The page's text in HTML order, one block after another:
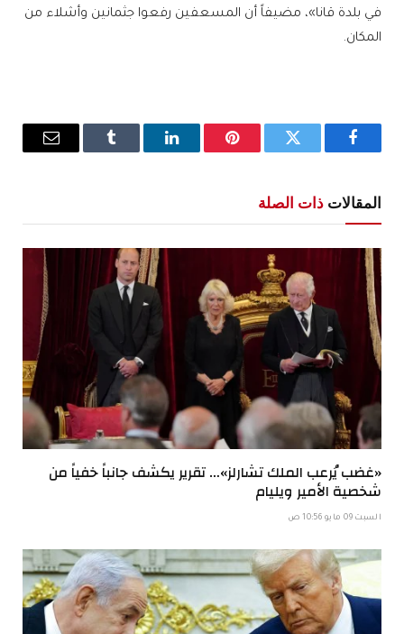
في بلدة قانا»، مضيفاً أن المسعفين رفعوا جثمانين وأشلاء من
المكان.
فيسبوك تويتر بينتيريستلينكدإن Tumblr
البريد
المقالات ذات الصلة
«غضب يُرعب الملك تشارلز»… تقرير يكشف جانباً خفياً من
شخصية الأمير ويليام
السبت 09 مايو 10:56 ص